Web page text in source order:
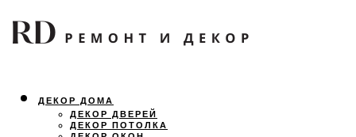
ДЕКОР ДОМА
ДЕКОР ДВЕРЕЙ
ДЕКОР ПОТОЛКА